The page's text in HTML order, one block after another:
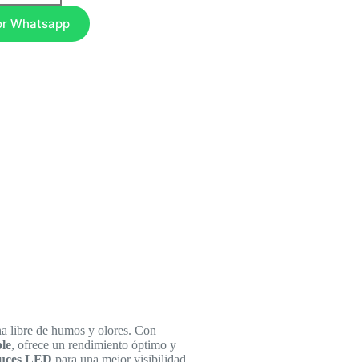
Whatsapp
libre de humos y olores. Con
, ofrece un rendimiento óptimo y
LED para una mejor visibilidad.